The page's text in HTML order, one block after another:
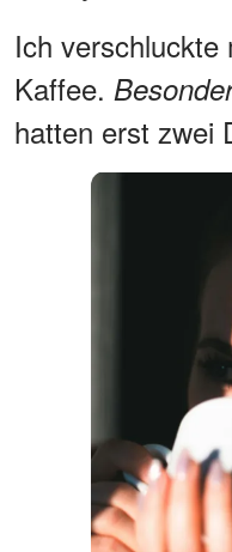
Ich
Kaffee.
hatten erst zwei